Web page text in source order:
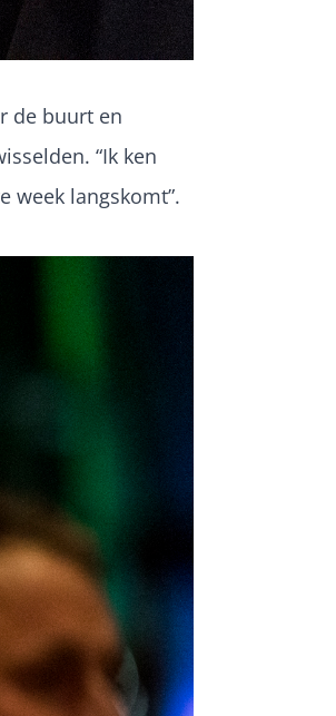
de buurt en
“Ik ken
week langskomt”.